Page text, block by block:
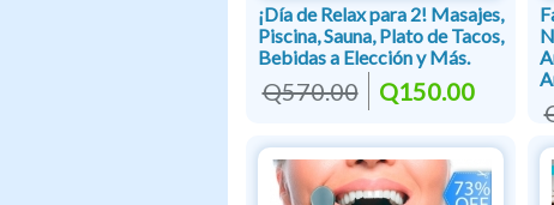
¡Día de Relax para 2! Masajes,
Piscina, Sauna, Plato de Tacos,
Bebidas a Elección y Más.
Q570.00 Q150.00